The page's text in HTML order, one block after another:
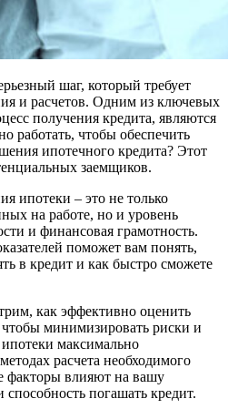
шаг, который требует
и расчетов. Одним из ключевых
получения кредита, являются
работать, чтобы обеспечить
ипотечного кредита? Этот
заемщиков.
ипотеки – это не только
на работе, но и уровень
и финансовая грамотность.
поможет вам понять,
в кредит и как быстро сможете
как эффективно оценить
чтобы минимизировать риски и
максимально
расчета необходимого
факторы влияют на вашу
погашать кредит.